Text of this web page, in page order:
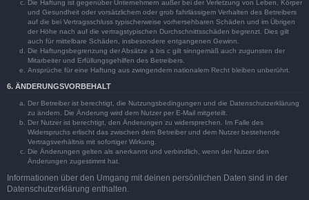
Die Haftung ist gegenüber Unternehmern außer bei der Verletzung von Leben, Körper
und Gesundheit oder vorsätzlichem oder grob fahrlässigem Verhalten des Betreibers
auf die bei Vertragsschluss typischerweise vorhersehbaren Schäden und im Übrigen
der Höhe nach auf die vertragstypischen Durchschnittsschäden begrenzt. Dies gilt
auch für mittelbare Schäden, insbesondere entgangenen Gewinn.
Die Haftungsbegrenzung der Absätze a bis c gilt sinngemäß auch zugunsten der
Mitarbeiter und Erfüllungsgehilfen des Betreibers.
Ansprüche für eine Haftung aus zwingendem nationalem Recht bleiben unberührt.
6. ÄNDERUNGSVORBEHALT
Der Betreiber ist berechtigt, die Nutzungsbedingungen und die Datenschutzerklärung
zu ändern. Die Änderung wird dem Nutzer per E-Mail mitgeteilt.
Der Nutzer ist berechtigt, den Änderungen zu widersprechen. Im Falle des
Widerspruchs erlischt das zwischen dem Betreiber und dem Nutzer bestehende
Vertragsverhältnis mit sofortiger Wirkung.
Die Änderungen gelten als anerkannt und verbindlich, wenn der Nutzer den
Änderungen zugestimmt hat.
Informationen über den Umgang mit deinen persönlichen Daten sind in der
Datenschutzerklärung enthalten.